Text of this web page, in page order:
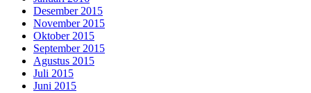
Desember 2015
November 2015
Oktober 2015
September 2015
Agustus 2015
Juli 2015
Juni 2015